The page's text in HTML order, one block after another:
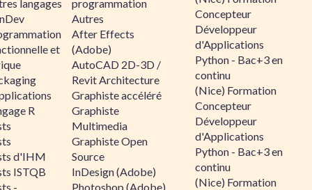
langages
et
R
d'IHM
ISTQB
-
programmation
Autres
After Effects
(Adobe)
AutoCAD 2D-3D /
Revit Architecture
Graphiste accéléré
Graphiste
Multimedia
Graphiste Open
Source
InDesign (Adobe)
Photoshop (Adobe)
Concepteur
Développeur
d'Applications
Python - Bac+3 en
continu
(Nice) Formation
Concepteur
Développeur
d'Applications
Python - Bac+3 en
continu
(Nice) Formation